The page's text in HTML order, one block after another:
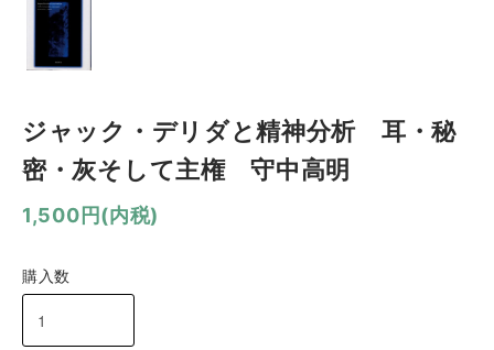
ジャック・デリダと精神分析 耳・秘
密・灰そして主権 守中高明
1,500円(内税)
購入数